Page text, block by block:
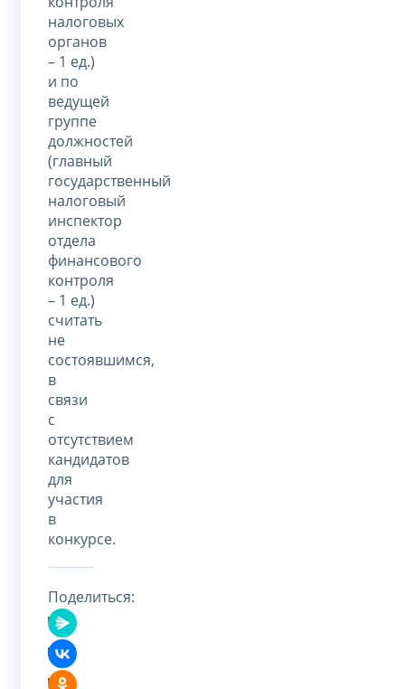
налоговых
органов
– 1 ед.)
и по
ведущей
группе
должностей
(главный
государственный
налоговый
инспектор
отдела
финансового
контроля
– 1 ед.)
считать
не
состоявшимся,
в
связи
с
отсутствием
кандидатов
для
участия
в
конкурсе.
Поделиться: